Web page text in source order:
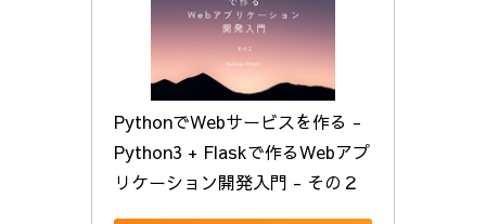
PythonでWebサービスを作る -
Python3 + Flaskで作るWebアプ
リケーション開発入門 - その２